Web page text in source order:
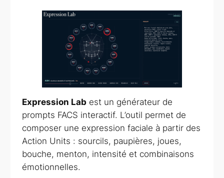
Expression Labest un générateur de
prompts FACS interactif. L’outil permet de
composer une expression faciale à partir des
Action Units : sourcils, paupières, joues,
bouche, menton, intensité et combinaisons
émotionnelles.